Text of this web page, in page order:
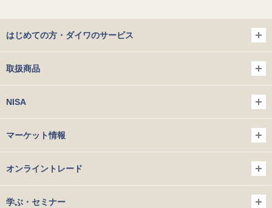
はじめての方・ダイワのサービス
取扱商品
NISA
マーケット情報
オンライントレード
学ぶ・セミナー